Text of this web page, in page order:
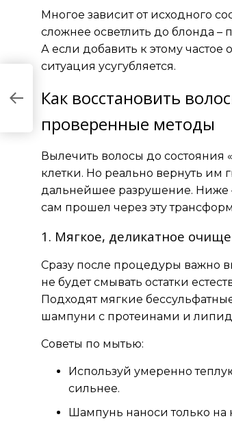
Многое зависит от исходного
сложнее осветлить до блонда –
А если добавить к этому
ситуация усугубляется.
Как восстановить
проверенные методы
Вылечить волосы до состояния
клетки. Но реально вернуть им
дальнейшее разрушение. Ниже
сам прошел через эту
1. Мягкое, деликатное
Сразу после процедуры важно
не будет смывать остатки
Подходят мягкие
шампуни с протеинами и
Советы по мытью:
Используй умеренно
сильнее.
Шампунь наноси только на